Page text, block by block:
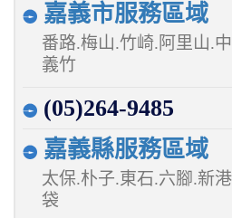
嘉義市服務區域
番路.梅山.竹崎.阿里山.
義竹
(05)264-9485
嘉義縣服務區域
太保.朴子.東石.六腳.新
袋